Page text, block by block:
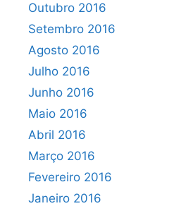
Outubro 2016
Setembro 2016
Agosto 2016
Julho 2016
Junho 2016
Maio 2016
Abril 2016
Março 2016
Fevereiro 2016
Janeiro 2016